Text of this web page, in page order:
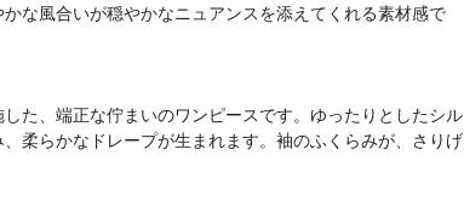
な風合いが穏やかなニュアンスを添えてくれる素材感で
た、端正な佇まいのワンピースです。ゆったりとしたシル
柔らかなドレープが生まれます。袖のふくらみが、さりげ